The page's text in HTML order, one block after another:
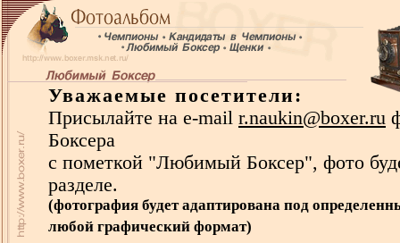
Уважаемые посетители:
Присылайте на e-mail r.naukin@boxer.ru
Боксера
с пометкой "Любимый Боксер", фото
разделе.
(фотография будет адаптирована под
любой графический формат)